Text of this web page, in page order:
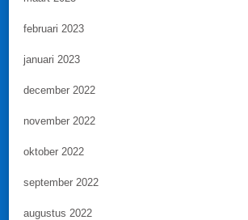
februari 2023
januari 2023
december 2022
november 2022
oktober 2022
september 2022
augustus 2022